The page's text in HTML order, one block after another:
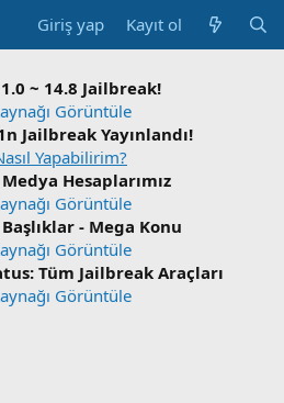
Giriş yap Kayıt ol
~ 14.8 Jailbreak!
Görüntüle
Jailbreak Yayınlandı!
Yapabilirim?
Hesaplarımız
Görüntüle
- Mega Konu
Görüntüle
Tüm Jailbreak Araçları
Görüntüle